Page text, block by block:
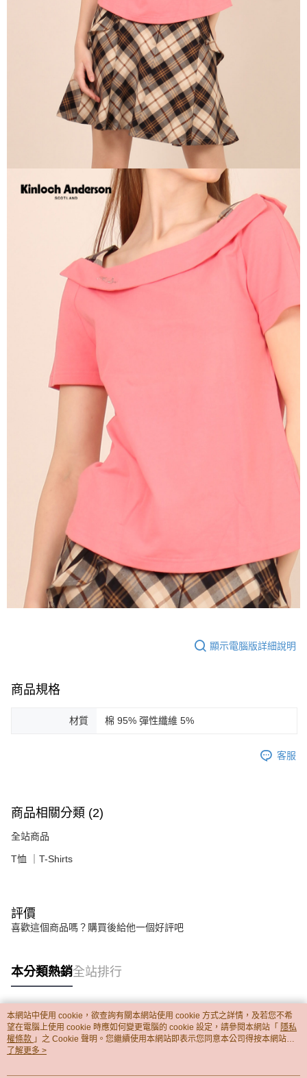
顯示電腦版詳細說明
商品規格
材質 棉 95% 彈性纖維 5%
客服
商品相關分類 (2)
全站商品
T恤 ｜T-Shirts
評價
喜歡這個商品嗎？購買後給他一個好評吧
本分類熱銷全站排行
熱門標籤
本網站中使用 cookie，欲查詢有關本網站使用 cookie 方式之詳情，及若您不希
望在電腦上使用 cookie 時應如何變更電腦的 cookie 設定，請參閱本網站「 隱私
權條款 」之 Cookie 聲明。您繼續使用本網站即表示您同意本公司得按本網站使
用條款之 Cookie 聲明使用 cookie。
了解更多 >